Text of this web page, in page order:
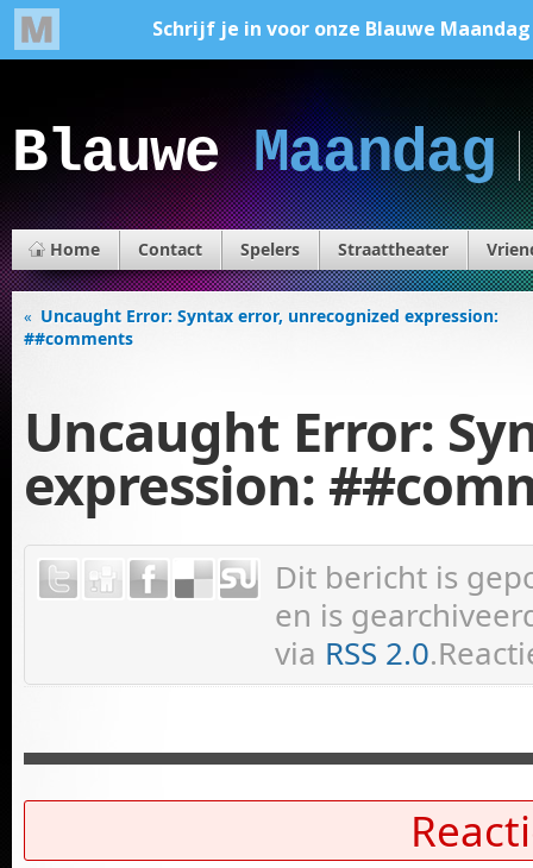
BlauweMaandag
Home Contact Spelers Straattheater
« Uncaught Error: Syntax error, unrecognized expression:
##comments
Uncaught Error:
expression:
Dit bericht is
en is
via RSS 2.0